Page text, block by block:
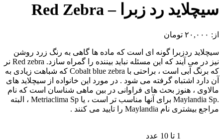
سیچلاید رد زبرا – Red Zebra
از: ۲۰,۰۰۰ تومان
سیچلاید ردزبرا گونه ای است که ماده ها گاهی به رنگ زرد روشن
نیز در می آیند که این مسئله نباید بیننده را گمراه سازد. Red zebra نر
که برنگ آبی است ، براحتی با Cobalt blue zebra که شباهت زیادی به
آن دارد اشتباه گرفته می شود . در مورد این خانواده از سیچلاید های
مالاوی ، هنوز بحث های فراوانی در بین ماهی شناسان است که نام
.Maylandia Sp برای آنها مناسب تر است ، یا Metriaclima Sp ، البته
مراجع بیشتری نام Maylandia را تایید می کنند .
1 تا 10 عدد